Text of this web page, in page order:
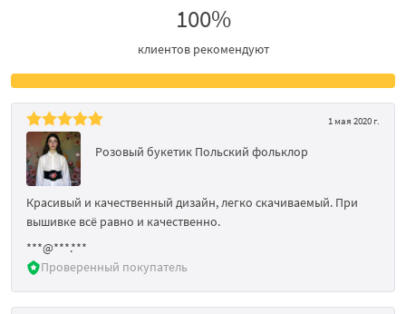
100%
клиентов рекомендуют
1 мая 2020 г.
Розовый букетик Польский фольклор
Красивый и качественный дизайн, легко скачиваемый. При
вышивке всё равно и качественно.
***@***.***
Проверенный покупатель